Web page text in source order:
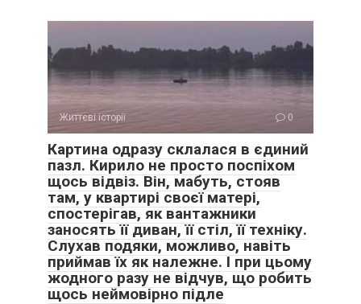
Життєві історії 0
Картина одразу склалася в єдиний
пазл. Кирило не просто поспіхом
щось відвіз. Він, мабуть, стояв
там, у квартирі своєї матері,
спостерігав, як вантажники
заносять її диван, її стіл, її техніку.
Слухав подяки, можливо, навіть
приймав їх як належне. І при цьому
жодного разу не відчув, що робить
щось неймовірно підле